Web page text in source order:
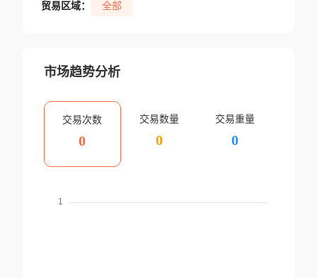
贸易区域： 全部
市场趋势分析
交易次数
0
交易数量
0
交易重量
0